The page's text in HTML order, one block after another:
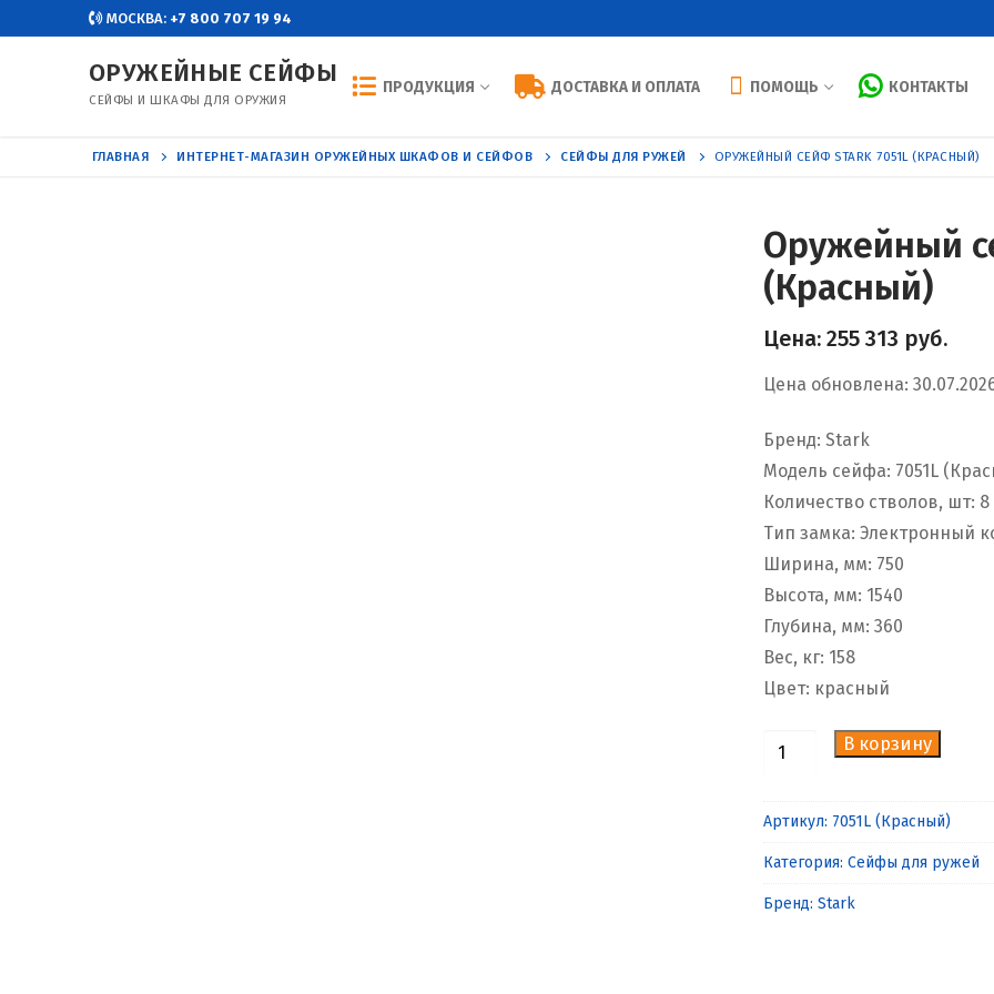
содержимому
МОСКВА: +7 800 707 19 94
ОРУЖЕЙНЫЕ СЕЙФЫ
СЕЙФЫ И ШКАФЫ ДЛЯ ОРУЖИЯ
ПРОДУКЦИЯ ДОСТАВКА И ОПЛАТА ПОМОЩЬ КОНТАКТЫ
ГЛАВНАЯ ИНТЕРНЕТ-МАГАЗИН ОРУЖЕЙНЫХ ШКАФОВ И СЕЙФОВ СЕЙФЫ ДЛЯ РУЖЕЙ ОРУЖЕЙНЫЙ СЕЙФ STARK 7051L (КРАСНЫЙ)
Оружейный
(Красный)
Цена: 255 313 руб.
Цена обновлена:
Бренд: Stark
Модель сейфа: 7051L
Количество стволов, шт: 8
Тип замка: Электронный
Ширина, мм: 750
Высота, мм: 1540
Глубина, мм: 360
Вес, кг: 158
Цвет: красный
Количество
сейф
Stark
7051L
В корзину
Артикул: 7051L (Красный)
Категория: Сейфы для ружей
Бренд: Stark